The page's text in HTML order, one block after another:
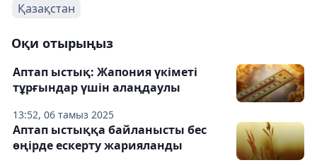
Қазақстан
Оқи отырыңыз
13:52, 06 тамыз 2025
Аптап ыстық: Жапония үкіметі
тұрғындар үшін алаңдаулы
Аптап ыстыққа байланысты бес
өңірде ескерту жарияланды